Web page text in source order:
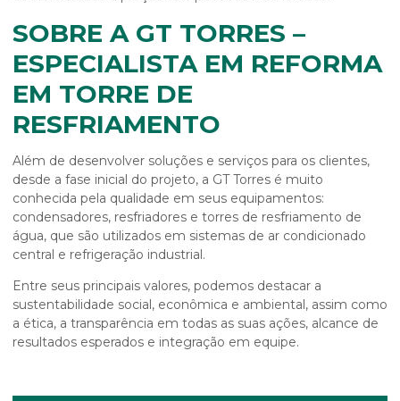
SOBRE A GT TORRES –
ESPECIALISTA EM REFORMA
EM TORRE DE
RESFRIAMENTO
Além de desenvolver soluções e serviços para os clientes,
desde a fase inicial do projeto, a GT Torres é muito
conhecida pela qualidade em seus equipamentos:
condensadores, resfriadores e torres de resfriamento de
água, que são utilizados em sistemas de ar condicionado
central e refrigeração industrial.
Entre seus principais valores, podemos destacar a
sustentabilidade social, econômica e ambiental, assim como
a ética, a transparência em todas as suas ações, alcance de
resultados esperados e integração em equipe.